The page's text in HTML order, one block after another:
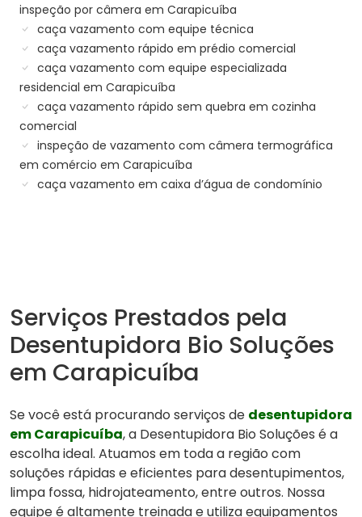
inspeção por câmera em Carapicuíba
caça vazamento com equipe técnica
caça vazamento rápido em prédio comercial
caça vazamento com equipe especializada
residencial em Carapicuíba
caça vazamento rápido sem quebra em cozinha
comercial
inspeção de vazamento com câmera termográfica
em comércio em Carapicuíba
caça vazamento em caixa d’água de condomínio
Serviços Prestados pela
Desentupidora Bio Soluções
em Carapicuíba
Se você está procurando serviços de desentupidora
em Carapicuíba, a Desentupidora Bio Soluções é a
escolha ideal. Atuamos em toda a região com
soluções rápidas e eficientes para desentupimentos,
limpa fossa, hidrojateamento, entre outros. Nossa
equipe é altamente treinada e utiliza equipamentos